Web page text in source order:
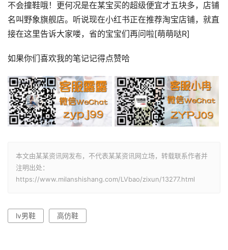
不会撞鞋哦！更何况是在某宝买的超级便宜才五块多，店铺
名叫野象旗舰店。听说现在小红书正在推荐淘宝店铺，就直
接在这里告诉大家喽，省的宝宝们再问啦[萌萌哒R]
如果你们喜欢我的笔记记得点赞哈
本文由某某资讯网发布，不代表某某资讯网立场，转载联系作者并
注明出处：
https://www.milanshishang.com/LVbao/zixun/13277.html
lv男鞋 高仿鞋